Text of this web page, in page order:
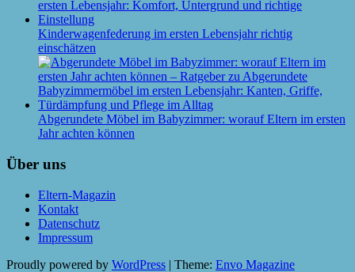
Kinderwagenfederung im ersten Lebensjahr richtig
einschätzen
Abgerundete Möbel im Babyzimmer: worauf Eltern im ersten
Jahr achten können
Über uns
Eltern-Magazin
Kontakt
Datenschutz
Impressum
Proudly powered by WordPress | Theme: Envo Magazine